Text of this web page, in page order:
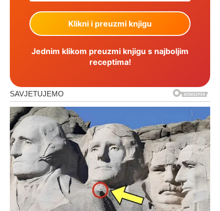
Jednim klikom preuzmi knjigu s najboljim
receptima!